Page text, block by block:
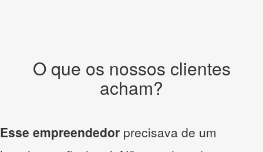
O que os nossos clientes
acham?
Esse empreendedor precisava de um